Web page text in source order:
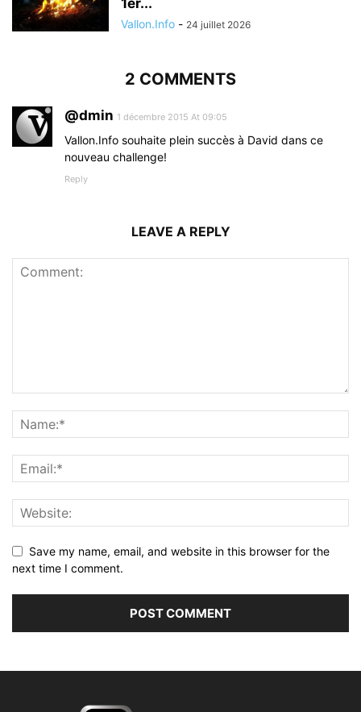
1er...
Vallon.Info - 24 juillet 2026
2 COMMENTS
@dmin 1 décembre 2015 At 09:05
Vallon.Info souhaite plein succès à David dans ce
nouveau challenge!
Reply
LEAVE A REPLY
Save my name, email, and website in this browser for the
next time I comment.